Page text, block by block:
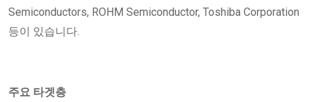
Semiconductors, ROHM Semiconductor, Toshiba Corporation
등이 있습니다.
주요 타겟층